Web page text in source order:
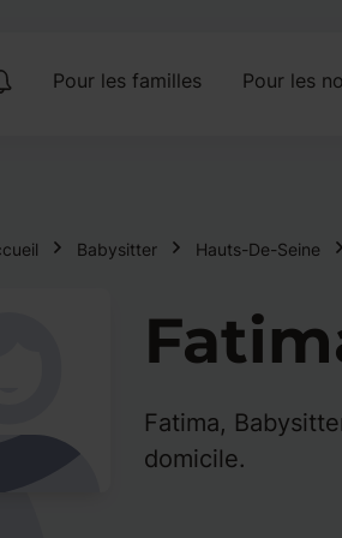
Pour les familles Pour les
Babysitter Hauts-De-Seine
Fatima,
domicile.